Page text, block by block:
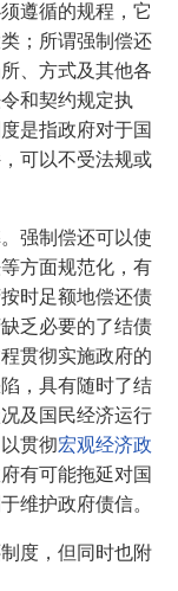
遵循的规程，它
；所谓强制偿还
、方式及其他各
和契约规定执
是指政府对于国
可以不受法规或
强制偿还可以使
方面规范化，有
时足额地偿还债
乏必要的了结债
贯彻实施政府的
，具有随时了结
及国民经济运行
贯彻宏观经济政
有可能拖延对国
维护政府债信。
度，但同时也附